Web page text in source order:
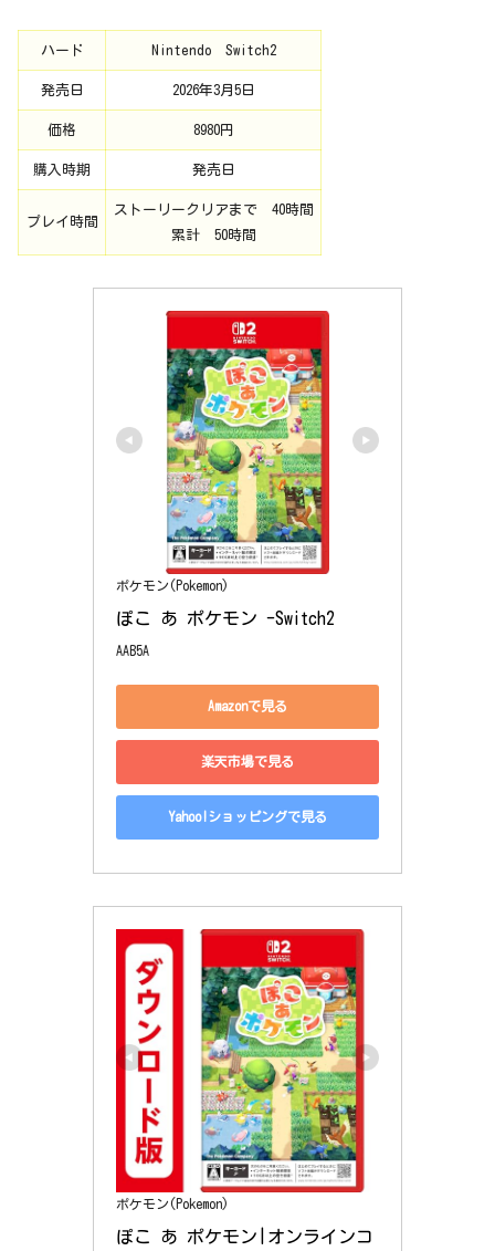
ハード Nintendo Switch2
発売日 2026年3月5日
価格 8980円
購入時期 発売日
プレイ時間
ストーリークリアまで 40時間
累計 50時間
ポケモン(Pokemon)
ぽこ あ ポケモン -Switch2
AAB5A
Amazonで見る
楽天市場で見る
Yahoo!ショッピングで見る
ポケモン(Pokemon)
ぽこ あ ポケモン|オンラインコ